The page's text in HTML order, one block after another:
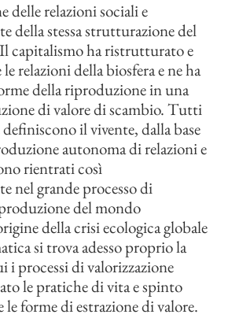
delle relazioni sociali e
della stessa strutturazione del
capitalismo ha ristrutturato e
relazioni della biosfera e ne ha
della riproduzione in una
di valore di scambio. Tutti
il vivente, dalla base
autonoma di relazioni e
rientrati così
nel grande processo di
del mondo
della crisi ecologica globale
si trova adesso proprio la
i processi di valorizzazione
le pratiche di vita e spinto
le forme di estrazione di valore.